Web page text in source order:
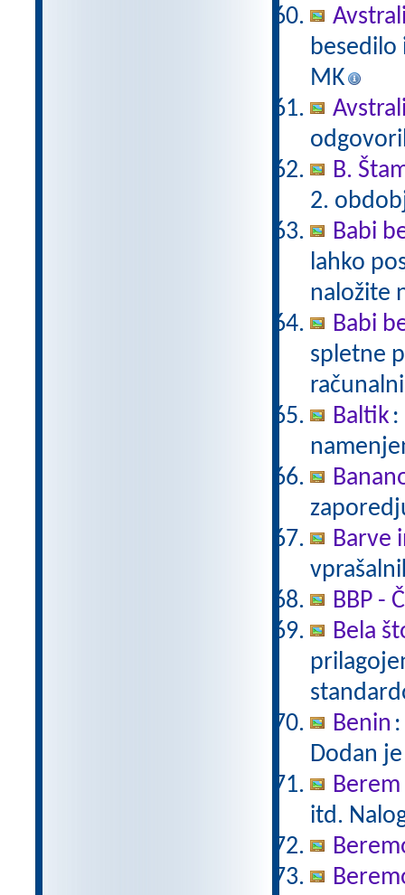
besedilo
MK
B.
2.
Babi
lahko
naložite
Babi
spletne
Baltik:
Barve
BBP -
Bela
Benin
Dodan
itd.